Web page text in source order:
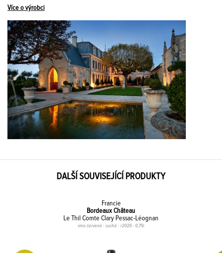
Více o výrobci
DALŠÍ SOUVISEJÍCÍ PRODUKTY
Francie
Bordeaux Château
Le Thil Comte Clary Pessac-Léognan
víno červené - suché - r2020 - 0,75l